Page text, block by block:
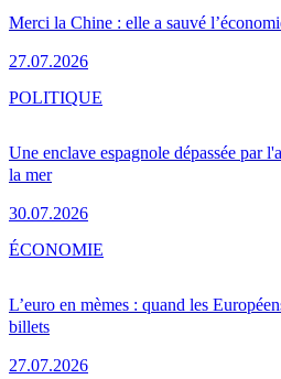
Merci la Chine : elle a sauvé
27.07.2026
Une enclave espagnole dépassée par
la mer
30.07.2026
POLITIQUE
L’euro en mèmes : quand les
billets
27.07.2026
ÉCONOMIE